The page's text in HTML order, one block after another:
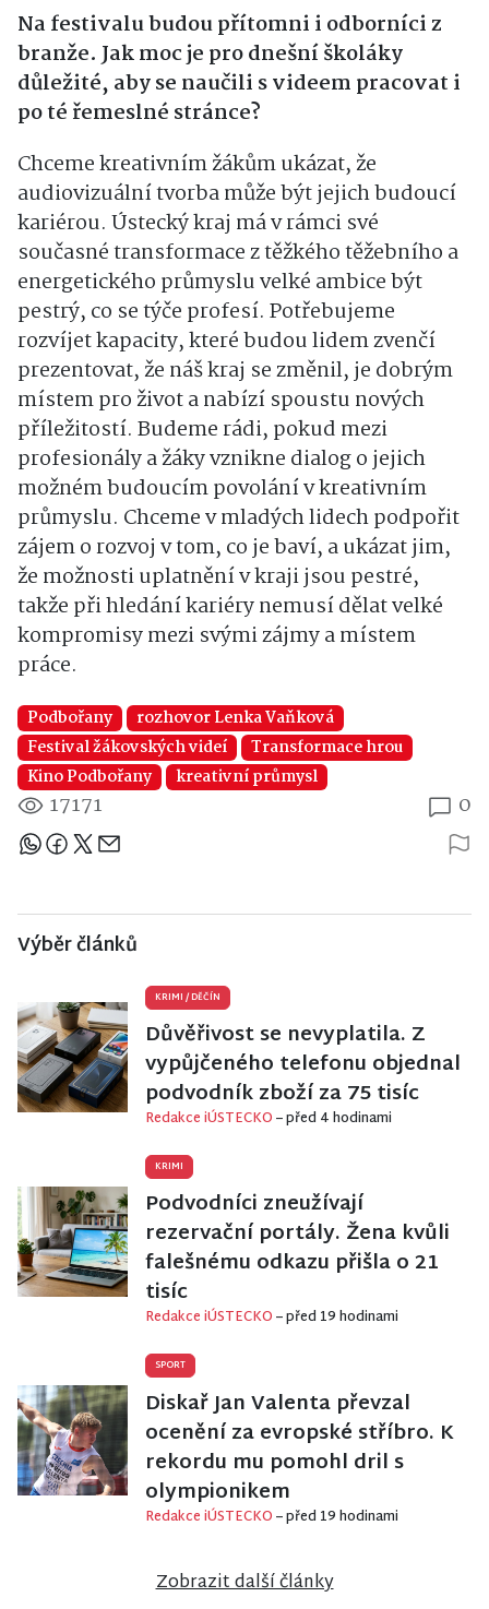
Na festivalu budou přítomni i odborníci z
branže. Jak moc je pro dnešní školáky
důležité, aby se naučili s videem pracovat i
po té řemeslné stránce?
Chceme kreativním žákům ukázat, že
audiovizuální tvorba může být jejich budoucí
kariérou. Ústecký kraj má v rámci své
současné transformace z těžkého těžebního a
energetického průmyslu velké ambice být
pestrý, co se týče profesí. Potřebujeme
rozvíjet kapacity, které budou lidem zvenčí
prezentovat, že náš kraj se změnil, je dobrým
místem pro život a nabízí spoustu nových
příležitostí. Budeme rádi, pokud mezi
profesionály a žáky vznikne dialog o jejich
možném budoucím povolání v kreativním
průmyslu. Chceme v mladých lidech podpořit
zájem o rozvoj v tom, co je baví, a ukázat jim,
že možnosti uplatnění v kraji jsou pestré,
takže při hledání kariéry nemusí dělat velké
kompromisy mezi svými zájmy a místem
práce.
Podbořany
rozhovor Lenka Vaňková
Festival žákovských videí
Transformace hrou
Kino Podbořany
kreativní průmysl
17171 0
Sdílejte článek
Výběr článků
KRIMI /DĚČÍN
Důvěřivost se nevyplatila. Z
vypůjčeného telefonu objednal
podvodník zboží za 75 tisíc
Redakce iÚSTECKO– před 4 hodinami
KRIMI
Podvodníci zneužívají
rezervační portály. Žena kvůli
falešnému odkazu přišla o 21
tisíc
Redakce iÚSTECKO– před 19 hodinami
SPORT
Diskař Jan Valenta převzal
ocenění za evropské stříbro. K
rekordu mu pomohl dril s
olympionikem
Redakce iÚSTECKO– před 19 hodinami
Zobrazit další články